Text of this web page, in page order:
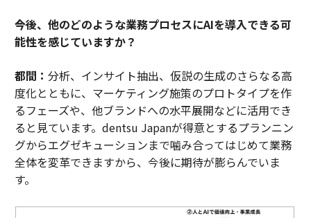
――今後、他のどのような業務プロセスにAIを導入できる可
能性を感じていますか？
都間： 分析、インサイト抽出、仮説の生成のさらなる高
度化とともに、マーケティング施策のプロトタイプを作
るフェーズや、他ブランドへの水平展開などに活用でき
ると見ています。dentsu Japanが得意とするプランニン
グからエグゼキューションまで噛み合ってはじめて業務
全体を変革できますから、今後に期待が膨らんでいま
す。